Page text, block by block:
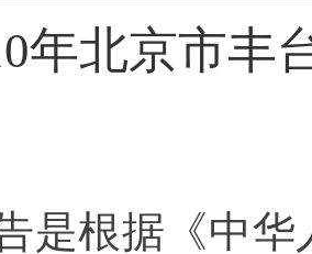
年北京市丰
是根据《中